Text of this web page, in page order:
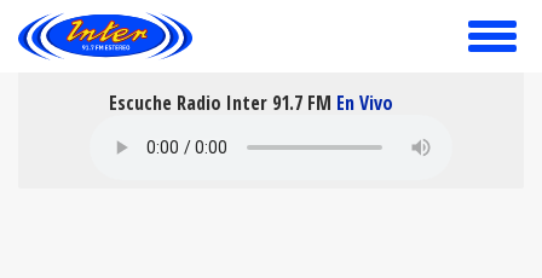
toggle
Escuche Radio Inter 91.7 FM En Vivo